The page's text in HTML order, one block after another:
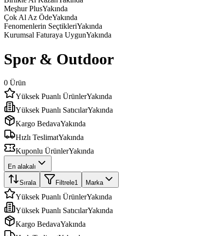
Meşhur PlusYakında
Çok Al Az ÖdeYakında
Fenomenlerin SeçtikleriYakında
Kurumsal Faturaya UygunYakında
Spor & Outdoor
0 Ürün
Yüksek Puanlı ÜrünlerYakında
Yüksek Puanlı SatıcılarYakında
Kargo BedavaYakında
Hızlı TeslimatYakında
Kuponlu ÜrünlerYakında
En alakalı
Sırala Filtrele1 Marka
Yüksek Puanlı ÜrünlerYakında
Yüksek Puanlı SatıcılarYakında
Kargo BedavaYakında